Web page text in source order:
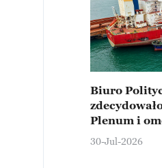
Biuro
Plenum i
gospodarki
30-Jul-2026